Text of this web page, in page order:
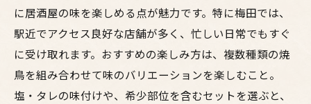
に居酒屋の味を楽しめる点が魅力です。特に梅田では、
駅近でアクセス良好な店舗が多く、忙しい日常でもすぐ
に受け取れます。おすすめの楽しみ方は、複数種類の焼
鳥を組み合わせて味のバリエーションを楽しむこと。
塩・タレの味付けや、希少部位を含むセットを選ぶと、